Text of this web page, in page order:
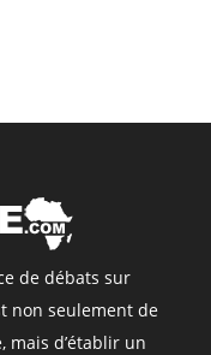
de débats sur
non seulement de
mais d’établir un